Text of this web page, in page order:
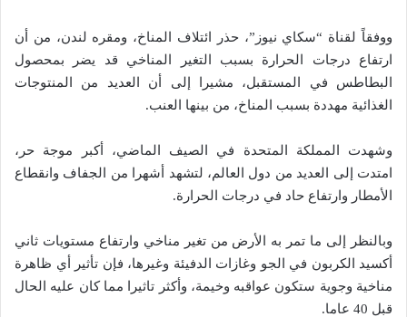
ووفقاً لقناة “سكاي نيوز”، حذر ائتلاف المناخ، ومقره لندن، من أن
ارتفاع درجات الحرارة بسبب التغير المناخي قد يضر بمحصول
البطاطس في المستقبل، مشيرا إلى أن العديد من المنتوجات
الغذائية مهددة بسبب المناخ، من بينها العنب.
وشهدت المملكة المتحدة في الصيف الماضي، أكبر موجة حر،
امتدت إلى العديد من دول العالم، لتشهد أشهرا من الجفاف وانقطاع
الأمطار وارتفاع حاد في درجات الحرارة.
وبالنظر إلى ما تمر به الأرض من تغير مناخي وارتفاع مستويات ثاني
أكسيد الكربون في الجو وغازات الدفيئة وغيرها، فإن تأثير أي ظاهرة
مناخية وجوية ستكون عواقبه وخيمة، وأكثر تاثيرا مما كان عليه الحال
قبل 40 عاما.